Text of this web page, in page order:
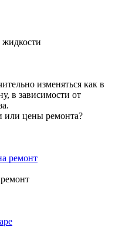
жидкости
изменяться как в
в зависимости от
или цены ремонта?
ремонт